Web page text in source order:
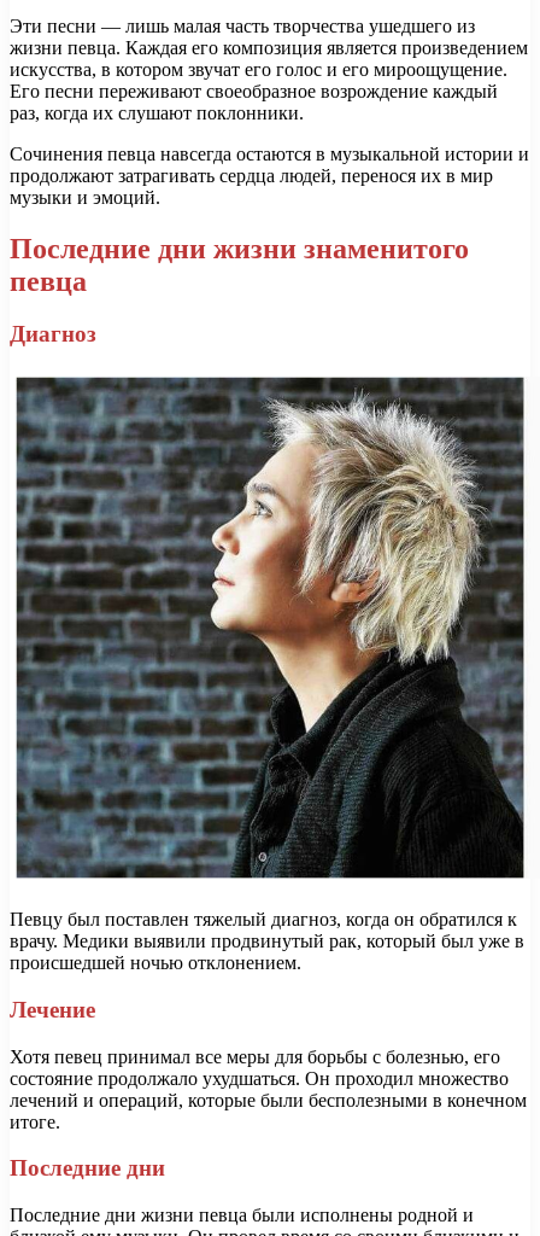
Эти песни — лишь малая часть творчества ушедшего из
жизни певца. Каждая его композиция является произведением
искусства, в котором звучат его голос и его мироощущение.
Его песни переживают своеобразное возрождение каждый
раз, когда их слушают поклонники.
Сочинения певца навсегда остаются в музыкальной истории и
продолжают затрагивать сердца людей, перенося их в мир
музыки и эмоций.
Последние дни жизни знаменитого
певца
Диагноз
Певцу был поставлен тяжелый диагноз, когда он обратился к
врачу. Медики выявили продвинутый рак, который был уже в
происшедшей ночью отклонением.
Лечение
Хотя певец принимал все меры для борьбы с болезнью, его
состояние продолжало ухудшаться. Он проходил множество
лечений и операций, которые были бесполезными в конечном
итоге.
Последние дни
Последние дни жизни певца были исполнены родной и